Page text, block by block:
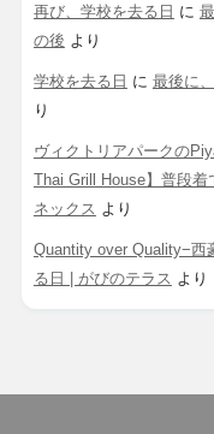
再び、学校を去る日 に
の後 より
学校を去る日 に 最後に
り
ヴィクトリアパークの
Thai Grill House】普段
ネックス より
Quantity over Quality−西
る日 | がびのテラス より